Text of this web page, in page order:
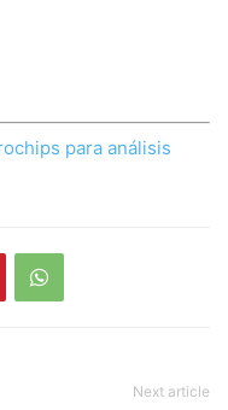
para análisis
Next article